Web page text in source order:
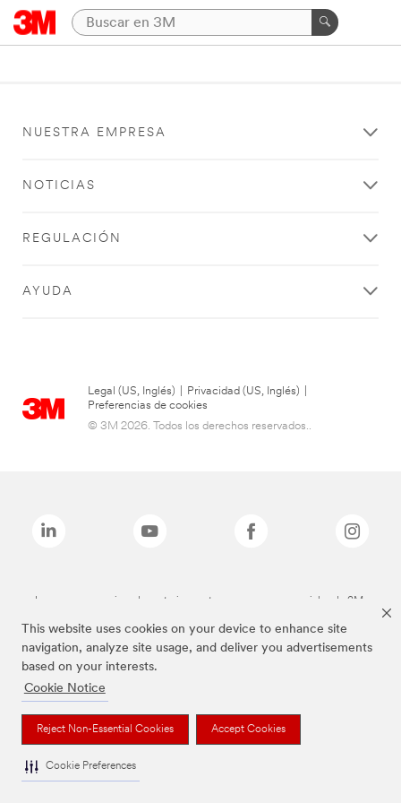
This website uses cookies on your device to enhance site
navigation, analyze site usage, and deliver you advertisements
based on your interests.
Cookie Notice
Reject Non-Essential Cookies Accept Cookies
Cookie Preferences
NUESTRA EMPRESA
NOTICIAS
REGULACIÓN
AYUDA
Legal (US, Inglés) Privacidad (US, Inglés)
Preferencias de cookies
© 3M 2026. Todos los derechos reservados..
Las marcas mencionadas anteriormente son marcas comerciales de 3M.